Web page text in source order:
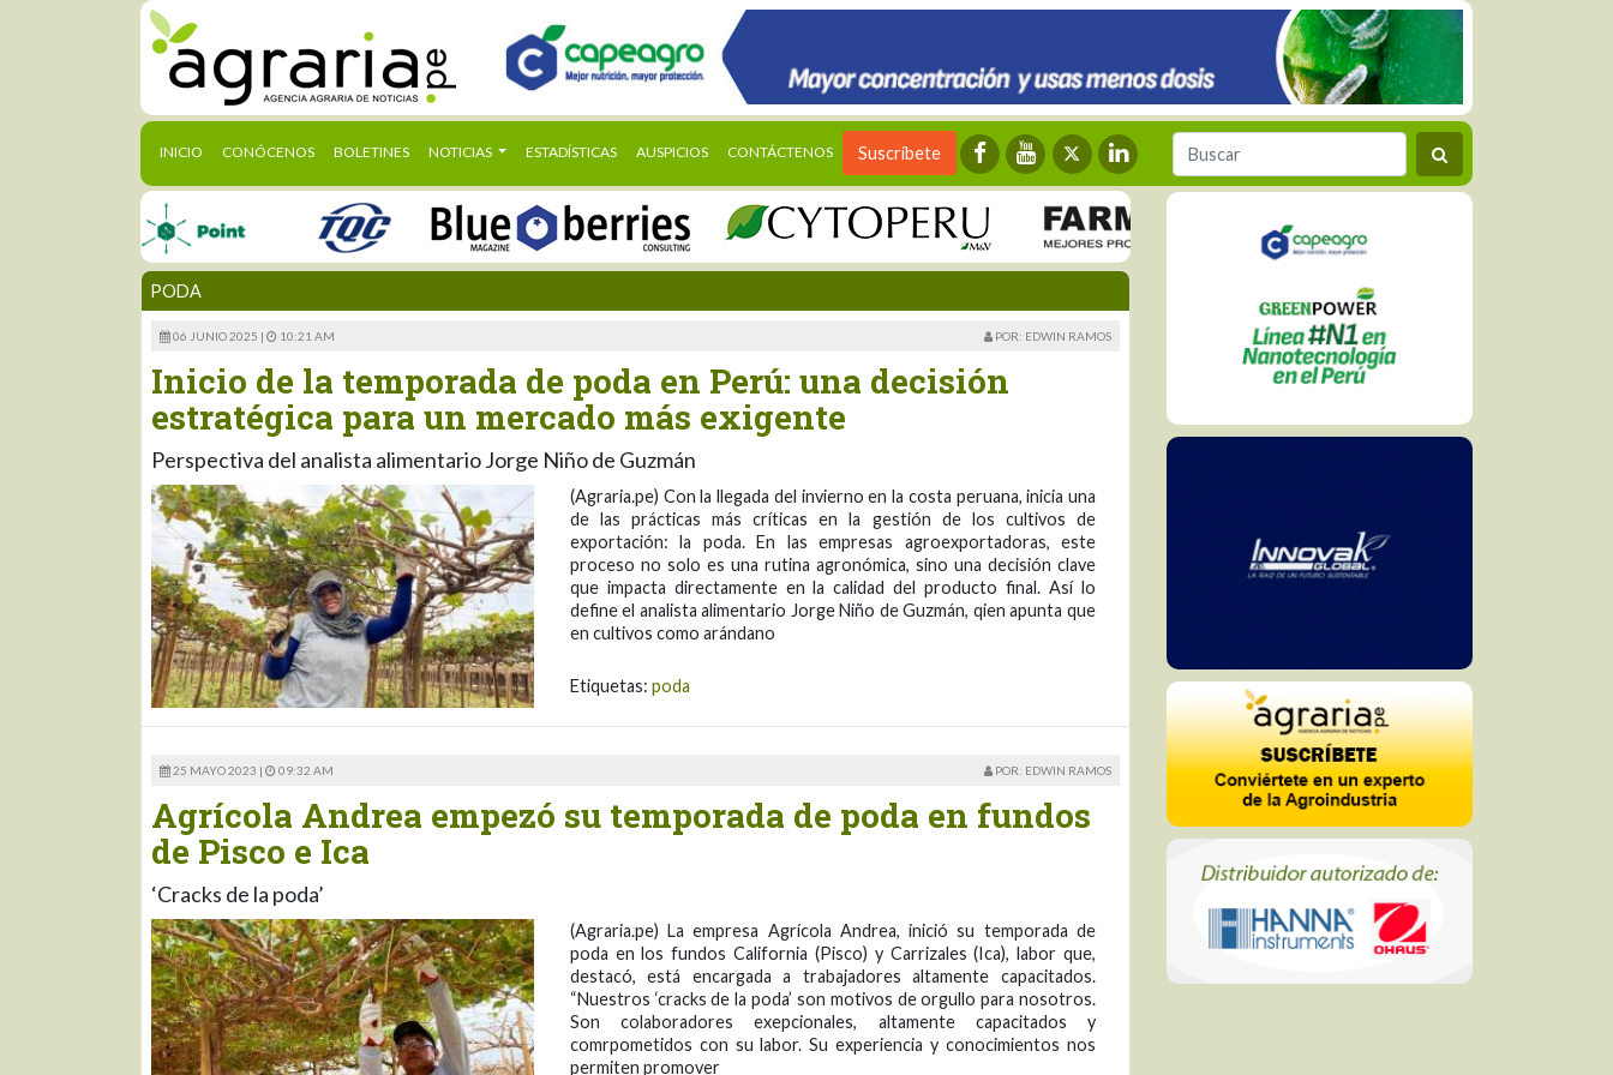
INICIO (CURRENT)
CONÓCENOS BOLETINES NOTICIAS ESTADÍSTICAS AUSPICIOS CONTÁCTENOS Suscríbete
PODA
06 JUNIO 2025 | 10:21 AM POR: EDWIN RAMOS
Inicio de la temporada de poda en Perú: una decisión
estratégica para un mercado más exigente
Perspectiva del analista alimentario Jorge Niño de Guzmán
(Agraria.pe) Con la llegada del invierno en la costa peruana, inicia una
de las prácticas más críticas en la gestión de los cultivos de
exportación: la poda. En las empresas agroexportadoras, este
proceso no solo es una rutina agronómica, sino una decisión clave
que impacta directamente en la calidad del producto final. Así lo
define el analista alimentario Jorge Niño de Guzmán, qien apunta que
en cultivos como arándano
Etiquetas: poda
25 MAYO 2023 | 09:32 AM POR: EDWIN RAMOS
Agrícola Andrea empezó su temporada de poda en fundos
de Pisco e Ica
‘Cracks de la poda’
(Agraria.pe) La empresa Agrícola Andrea, inició su temporada de
poda en los fundos California (Pisco) y Carrizales (Ica), labor que,
destacó, está encargada a trabajadores altamente capacitados.
“Nuestros ‘cracks de la poda’ son motivos de orgullo para nosotros.
Son colaboradores exepcionales, altamente capacitados y
comrpometidos con su labor. Su experiencia y conocimientos nos
permiten promover